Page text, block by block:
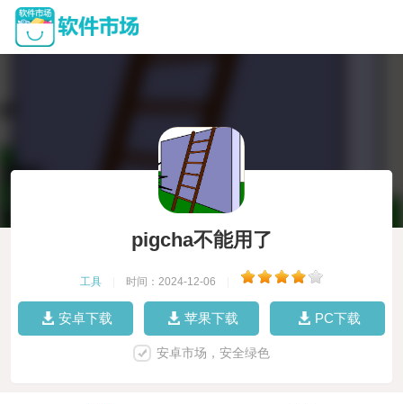
pigcha不能用了
工具 时间：2024-12-06
安卓下载 苹果下载 PC下载
安卓市场，安全绿色